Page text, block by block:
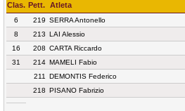
Clas. Pett. Atleta
6 219 SERRA Antonello
8
213 LAI Alessio
16
208 CARTA Riccardo
31
214 MAMELI Fabio
211
DEMONTIS Federico
218 PISANO Fabrizio